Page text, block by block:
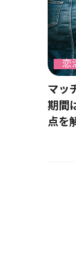
恋
マッ
期間
点を